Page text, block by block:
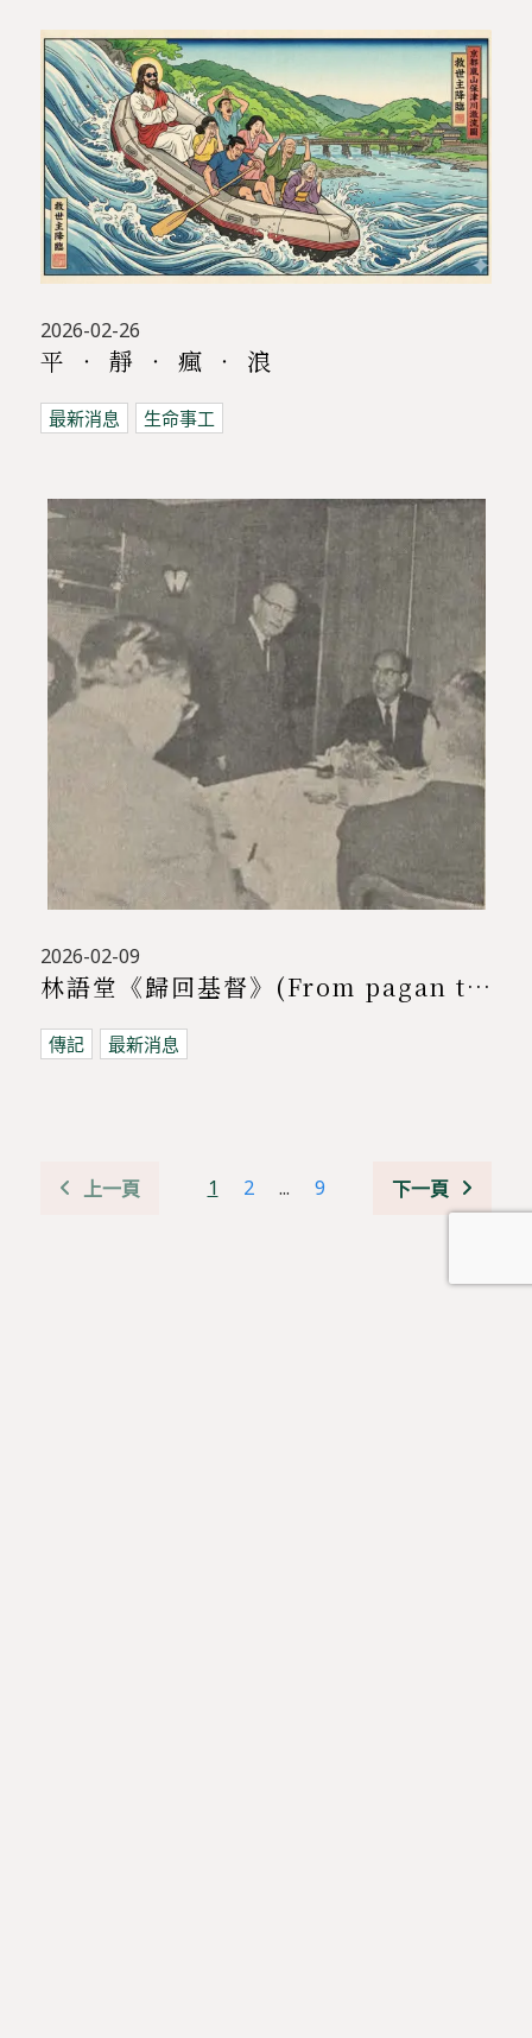
2026-02-26
平 ‧ 靜 ‧ 瘋 ‧ 浪
最新消息 生命事工
2026-02-09
林語堂《歸回基督》(From pagan to christian)
傳記 最新消息
上一頁 1 2 ... 9 下一頁